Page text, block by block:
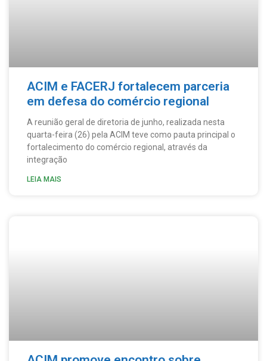
ACIM e FACERJ fortalecem parceria
em defesa do comércio regional
A reunião geral de diretoria de junho, realizada nesta
quarta-feira (26) pela ACIM teve como pauta principal o
fortalecimento do comércio regional, através da
integração
LEIA MAIS